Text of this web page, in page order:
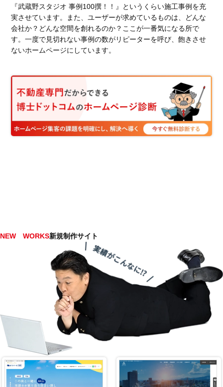
『武蔵野スタジオ 事例100撰！！』というくらい施工事例を充
実させています。また、ユーザーが求めているものは、どんな
会社か？どんな空間を創れるのか？ここが一番気になる所で
す。一度で見切れない事例の数がリピーターを呼び、飽きさせ
ないホームページにしています。
NEW WORKS新規制作サイト